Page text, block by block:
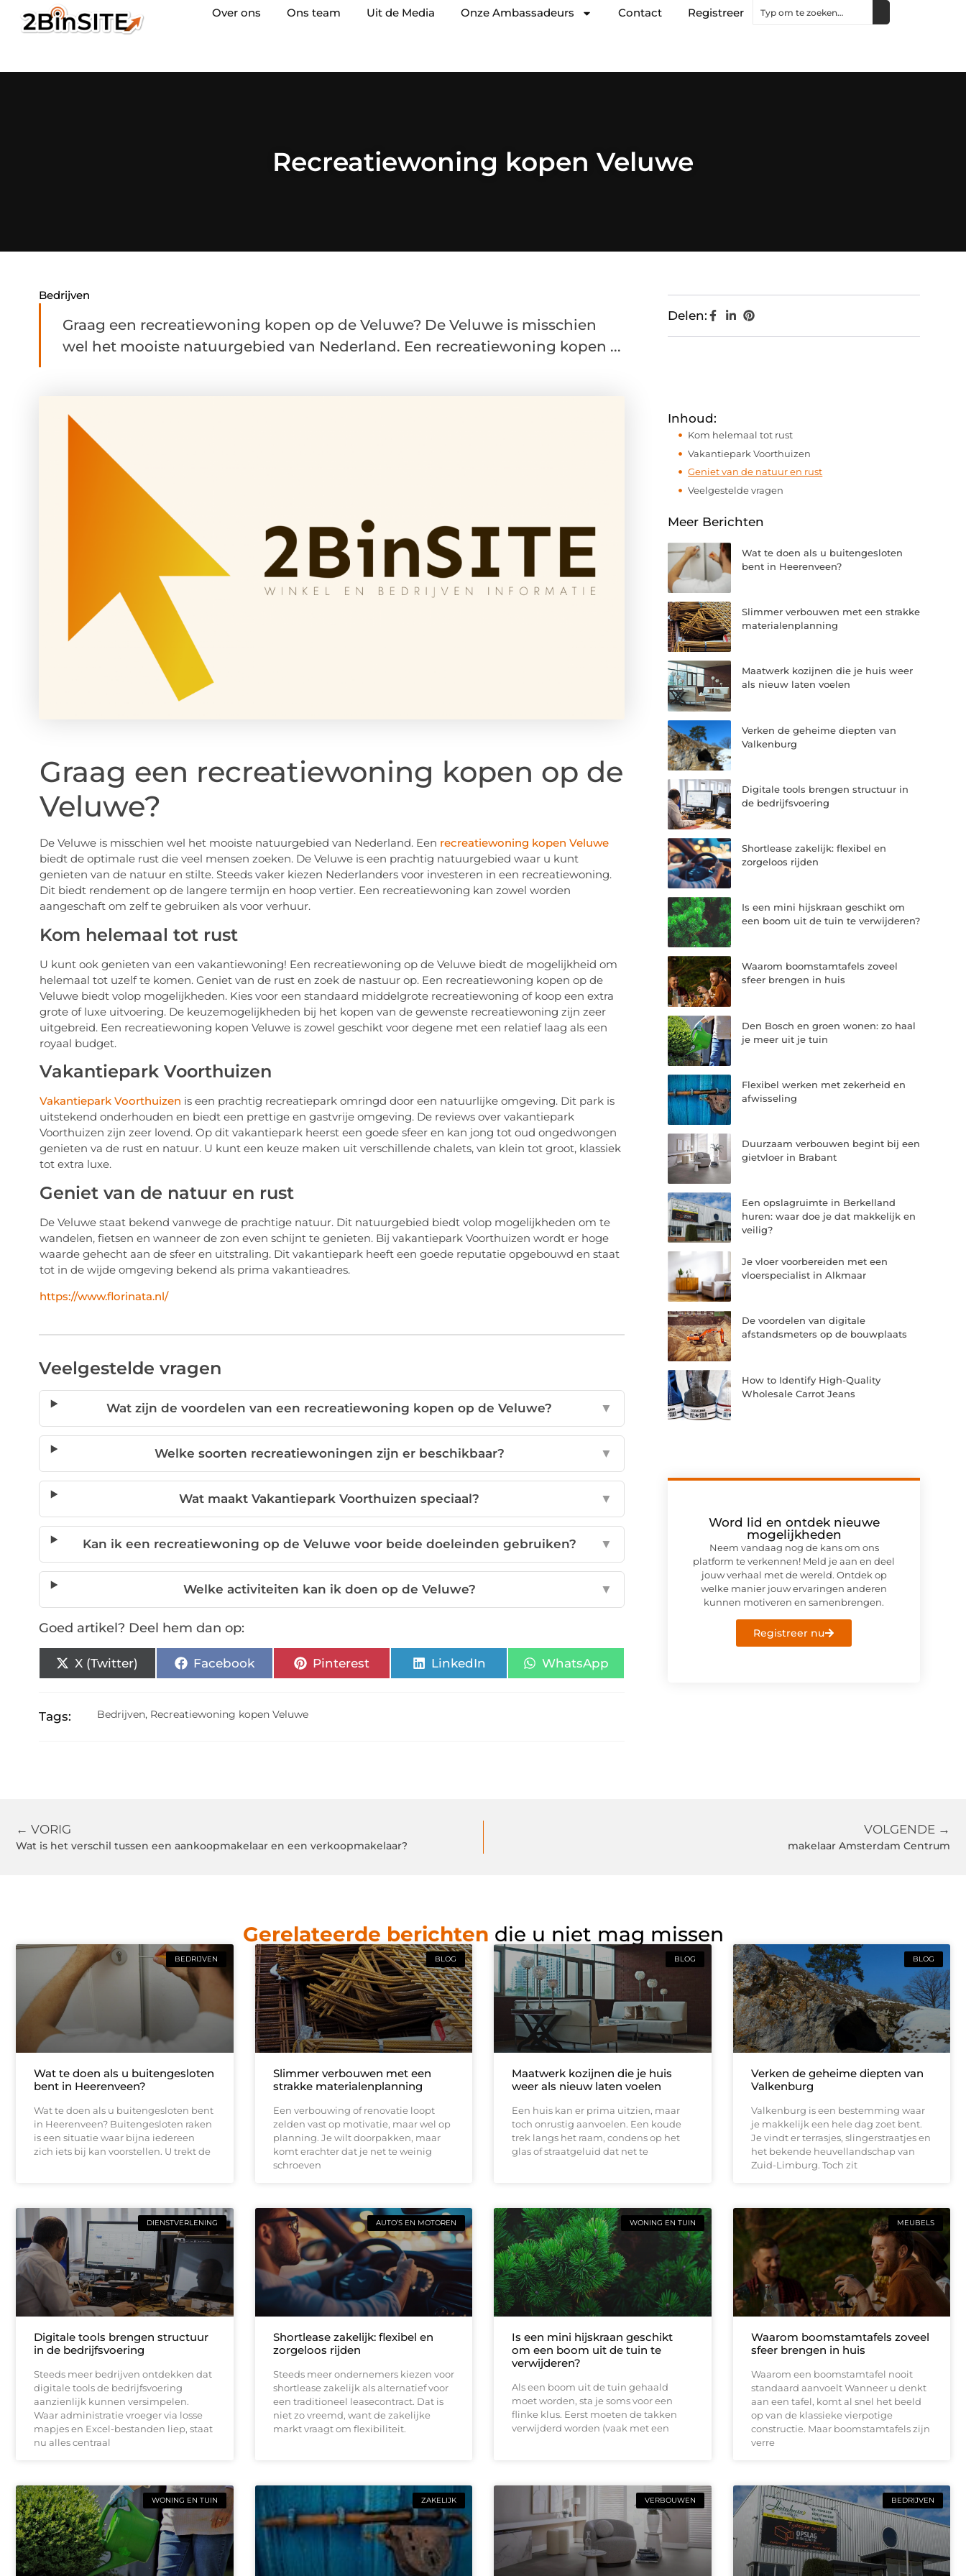
Over ons Ons team Uit de Media Onze Ambassadeurs Contact Registreer
Recreatiewoning kopen Veluwe
Bedrijven
Graag een recreatiewoning kopen op de Veluwe? De Veluwe is misschien
wel het mooiste natuurgebied van Nederland. Een recreatiewoning kopen ...
Graag een recreatiewoning kopen op de
Veluwe?
De Veluwe is misschien wel het mooiste natuurgebied van Nederland. Een recreatiewoning kopen Veluwe
biedt de optimale rust die veel mensen zoeken. De Veluwe is een prachtig natuurgebied waar u kunt
genieten van de natuur en stilte. Steeds vaker kiezen Nederlanders voor investeren in een recreatiewoning.
Dit biedt rendement op de langere termijn en hoop vertier. Een recreatiewoning kan zowel worden
aangeschaft om zelf te gebruiken als voor verhuur.
Kom helemaal tot rust
U kunt ook genieten van een vakantiewoning! Een recreatiewoning op de Veluwe biedt de mogelijkheid om
helemaal tot uzelf te komen. Geniet van de rust en zoek de nastuur op. Een recreatiewoning kopen op de
Veluwe biedt volop mogelijkheden. Kies voor een standaard middelgrote recreatiewoning of koop een extra
grote of luxe uitvoering. De keuzemogelijkheden bij het kopen van de gewenste recreatiewoning zijn zeer
uitgebreid. Een recreatiewoning kopen Veluwe is zowel geschikt voor degene met een relatief laag als een
royaal budget.
Vakantiepark Voorthuizen
Vakantiepark Voorthuizen is een prachtig recreatiepark omringd door een natuurlijke omgeving. Dit park is
uitstekend onderhouden en biedt een prettige en gastvrije omgeving. De reviews over vakantiepark
Voorthuizen zijn zeer lovend. Op dit vakantiepark heerst een goede sfeer en kan jong tot oud ongedwongen
genieten va de rust en natuur. U kunt een keuze maken uit verschillende chalets, van klein tot groot, klassiek
tot extra luxe.
Geniet van de natuur en rust
De Veluwe staat bekend vanwege de prachtige natuur. Dit natuurgebied biedt volop mogelijkheden om te
wandelen, fietsen en wanneer de zon even schijnt te genieten. Bij vakantiepark Voorthuizen wordt er hoge
waarde gehecht aan de sfeer en uitstraling. Dit vakantiepark heeft een goede reputatie opgebouwd en staat
tot in de wijde omgeving bekend als prima vakantieadres.
https://www.florinata.nl/
Veelgestelde vragen
Wat zijn de voordelen van een recreatiewoning kopen op de Veluwe? ▼
Welke soorten recreatiewoningen zijn er beschikbaar? ▼
Wat maakt Vakantiepark Voorthuizen speciaal? ▼
Kan ik een recreatiewoning op de Veluwe voor beide doeleinden gebruiken? ▼
Welke activiteiten kan ik doen op de Veluwe? ▼
Goed artikel? Deel hem dan op:
X (Twitter) Facebook Pinterest LinkedIn WhatsApp
Tags: Bedrijven, Recreatiewoning kopen Veluwe
Delen:
Inhoud:
Kom helemaal tot rust
Vakantiepark Voorthuizen
Geniet van de natuur en rust
Veelgestelde vragen
Meer Berichten
Wat te doen als u buitengesloten
bent in Heerenveen?
Slimmer verbouwen met een strakke
materialenplanning
Maatwerk kozijnen die je huis weer
als nieuw laten voelen
Verken de geheime diepten van
Valkenburg
Digitale tools brengen structuur in
de bedrijfsvoering
Shortlease zakelijk: flexibel en
zorgeloos rijden
Is een mini hijskraan geschikt om
een boom uit de tuin te verwijderen?
Waarom boomstamtafels zoveel
sfeer brengen in huis
Den Bosch en groen wonen: zo haal
je meer uit je tuin
Flexibel werken met zekerheid en
afwisseling
Duurzaam verbouwen begint bij een
gietvloer in Brabant
Een opslagruimte in Berkelland
huren: waar doe je dat makkelijk en
veilig?
Je vloer voorbereiden met een
vloerspecialist in Alkmaar
De voordelen van digitale
afstandsmeters op de bouwplaats
How to Identify High-Quality
Wholesale Carrot Jeans
Word lid en ontdek nieuwe
mogelijkheden
Neem vandaag nog de kans om ons
platform te verkennen! Meld je aan en deel
jouw verhaal met de wereld. Ontdek op
welke manier jouw ervaringen anderen
kunnen motiveren en samenbrengen.
Registreer nu
← VORIG
Wat is het verschil tussen een aankoopmakelaar en een verkoopmakelaar?
VOLGENDE →
makelaar Amsterdam Centrum
Gerelateerde berichten die u niet mag missen
BEDRIJVEN
Wat te doen als u buitengesloten
bent in Heerenveen?
Wat te doen als u buitengesloten bent
in Heerenveen? Buitengesloten raken
is een situatie waar bijna iedereen
zich iets bij kan voorstellen. U trekt de
BLOG
Slimmer verbouwen met een
strakke materialenplanning
Een verbouwing of renovatie loopt
zelden vast op motivatie, maar wel op
planning. Je wilt doorpakken, maar
komt erachter dat je net te weinig
schroeven
BLOG
Maatwerk kozijnen die je huis
weer als nieuw laten voelen
Een huis kan er prima uitzien, maar
toch onrustig aanvoelen. Een koude
trek langs het raam, condens op het
glas of straatgeluid dat net te
BLOG
Verken de geheime diepten van
Valkenburg
Valkenburg is een bestemming waar
je makkelijk een hele dag zoet bent.
Je vindt er terrasjes, slingerstraatjes en
het bekende heuvellandschap van
Zuid-Limburg. Toch zit
DIENSTVERLENING
Digitale tools brengen structuur
in de bedrijfsvoering
Steeds meer bedrijven ontdekken dat
digitale tools de bedrijfsvoering
aanzienlijk kunnen versimpelen.
Waar administratie vroeger via losse
mapjes en Excel-bestanden liep, staat
nu alles centraal
AUTO’S EN MOTOREN
Shortlease zakelijk: flexibel en
zorgeloos rijden
Steeds meer ondernemers kiezen voor
shortlease zakelijk als alternatief voor
een traditioneel leasecontract. Dat is
niet zo vreemd, want de zakelijke
markt vraagt om flexibiliteit.
WONING EN TUIN
Is een mini hijskraan geschikt
om een boom uit de tuin te
verwijderen?
Als een boom uit de tuin gehaald
moet worden, sta je soms voor een
flinke klus. Eerst moeten de takken
verwijderd worden (vaak met een
MEUBELS
Waarom boomstamtafels zoveel
sfeer brengen in huis
Waarom een boomstamtafel nooit
standaard aanvoelt Wanneer u denkt
aan een tafel, komt al snel het beeld
op van de klassieke vierpotige
constructie. Maar boomstamtafels zijn
verre
WONING EN TUIN ZAKELIJK VERBOUWEN BEDRIJVEN